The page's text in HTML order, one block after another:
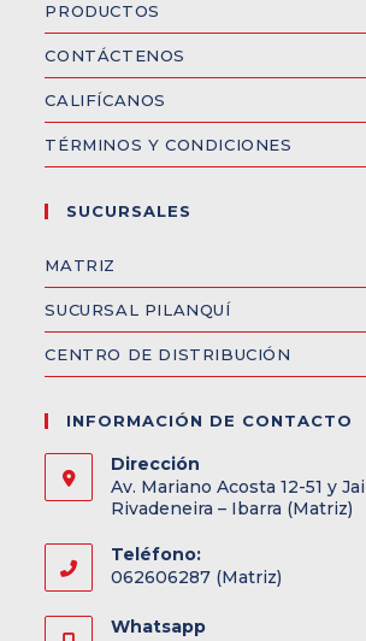
PRODUCTOS
CONTÁCTENOS
CALIFÍCANOS
TÉRMINOS Y CONDICIONES
SUCURSALES
MATRIZ
SUCURSAL PILANQUÍ
CENTRO DE DISTRIBUCIÓN
INFORMACIÓN DE CONTACTO
Dirección
Av. Mariano Acosta 12-51 y
Rivadeneira – Ibarra (Matriz)
Teléfono:
062606287 (Matriz)
Whatsapp